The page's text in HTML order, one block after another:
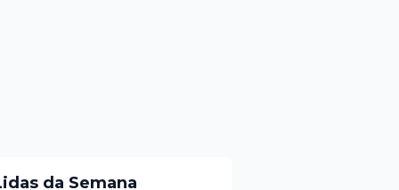
da Semana